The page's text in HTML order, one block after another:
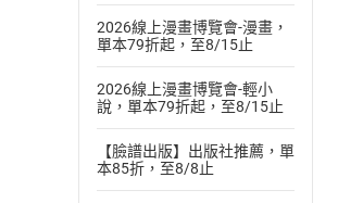
2026線上漫畫博覽會-漫畫，
單本79折起，至8/15止
2026線上漫畫博覽會-輕小
說，單本79折起，至8/15止
【臉譜出版】出版社推薦，單
本85折，至8/8止